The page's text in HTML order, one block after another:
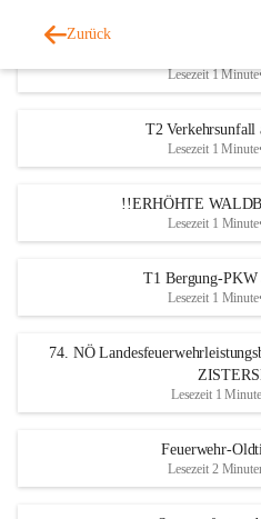
Zurück
Lesezeit 1 Minute
T2 Verkehrsunfall
Lesezeit 1 Minute
!!ERHÖHTE
Lesezeit 1 Minute
T1 Bergung-PKW
Lesezeit 1 Minute
74. NÖ
Lesezeit 1 Minute
Feuerwehr-
Lesezeit 2